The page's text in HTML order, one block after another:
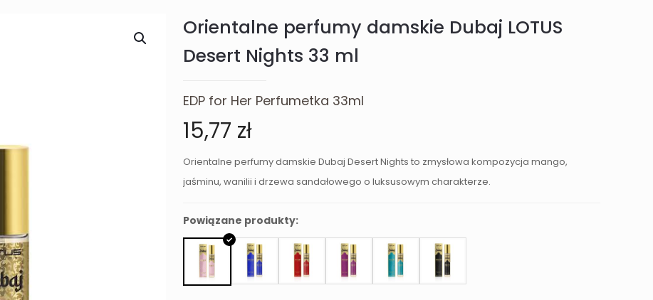
Orientalne perfumy damskie Dubaj LOTUS
Desert Nights 33 ml
EDP for Her Perfumetka 33ml
15,77 zł
Orientalne perfumy damskie Dubaj Desert Nights to zmysłowa kompozycja mango,
jaśminu, wanilii i drzewa sandałowego o luksusowym charakterze.
Powiązane produkty: